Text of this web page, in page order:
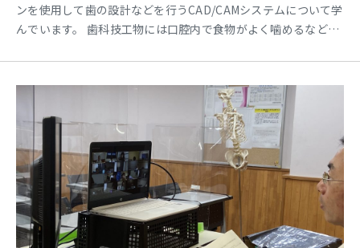
ンを使用して歯の設計などを行うCAD/CAMシステムについて学
んでいます。 歯科技工物には口腔内で食物がよく噛めるなどの
えた審美的回復を求められることが多いため、色彩についても
学ぶ必要があります。 写真は、人や周辺の環境によって色の捉
え方に違いがあることを理解するために、「この花は何色